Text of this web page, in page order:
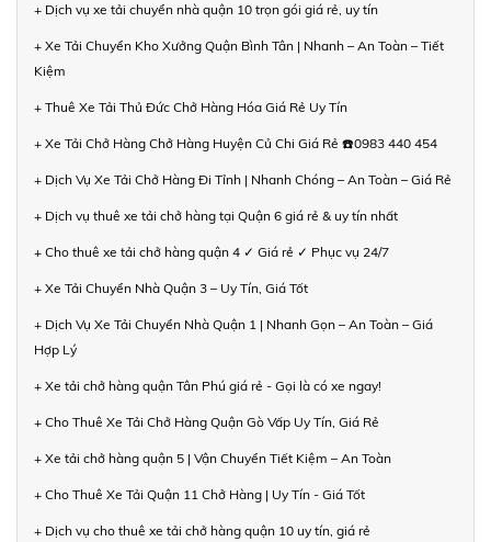
+ Dịch vụ xe tải chuyển nhà quận 10 trọn gói giá rẻ, uy tín
+ Xe Tải Chuyển Kho Xưởng Quận Bình Tân | Nhanh – An Toàn – Tiết
Kiệm
+ Thuê Xe Tải Thủ Đức Chở Hàng Hóa Giá Rẻ Uy Tín
+ Xe Tải Chở Hàng Chở Hàng Huyện Củ Chi Giá Rẻ ☎️0983 440 454
+ Dịch Vụ Xe Tải Chở Hàng Đi Tỉnh | Nhanh Chóng – An Toàn – Giá Rẻ
+ Dịch vụ thuê xe tải chở hàng tại Quận 6 giá rẻ & uy tín nhất
+ Cho thuê xe tải chở hàng quận 4 ✓ Giá rẻ ✓ Phục vụ 24/7
+ Xe Tải Chuyển Nhà Quận 3 – Uy Tín, Giá Tốt
+ Dịch Vụ Xe Tải Chuyển Nhà Quận 1 | Nhanh Gọn – An Toàn – Giá
Hợp Lý
+ Xe tải chở hàng quận Tân Phú giá rẻ - Gọi là có xe ngay!
+ Cho Thuê Xe Tải Chở Hàng Quận Gò Vấp Uy Tín, Giá Rẻ
+ Xe tải chở hàng quận 5 | Vận Chuyển Tiết Kiệm – An Toàn
+ Cho Thuê Xe Tải Quận 11 Chở Hàng | Uy Tín - Giá Tốt
+ Dịch vụ cho thuê xe tải chở hàng quận 10 uy tín, giá rẻ